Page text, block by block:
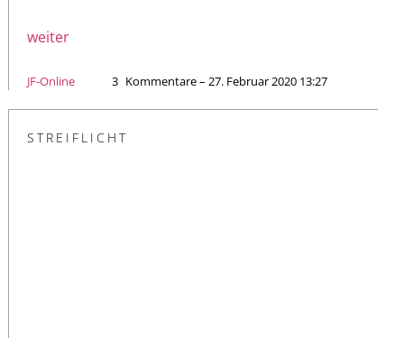
weiter
JF-Online 3 Kommentare – 27. Februar 2020 13:27
STREIFLICHT